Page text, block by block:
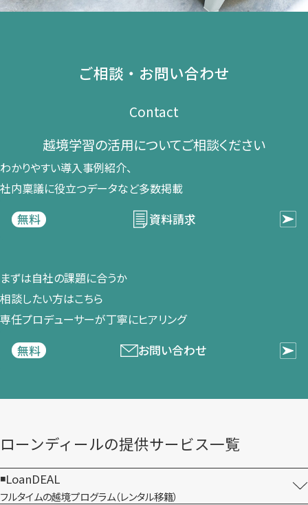
ご相談・お問い合わせ
Contact
越境学習の​活用に​ついて​ご相談ください​
わかりやすい導入事例紹介、​
社内稟議に​役立つデータなど​多数掲載
無料
資料請求
まずは​自社の​課題に​合うか​
相談したい方は​こちら
専任プロデューサーが​丁寧に​ヒアリング
無料
お問い合わせ
ローンディールの​提供サービス一覧
LoanDEAL
フルタイムの越境プログラム​（レンタル移籍）